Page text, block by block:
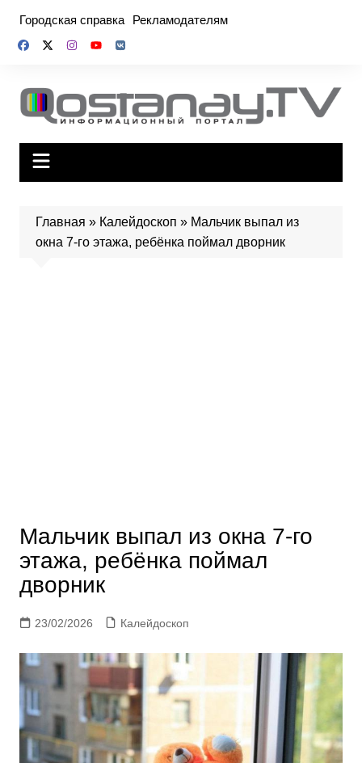
содержимому
Городская справка Рекламодателям
Главная » Калейдоскоп » Мальчик выпал из
окна 7-го этажа, ребёнка поймал дворник
Мальчик выпал из окна 7-го
этажа, ребёнка поймал
дворник
23/02/2026 Калейдоскоп